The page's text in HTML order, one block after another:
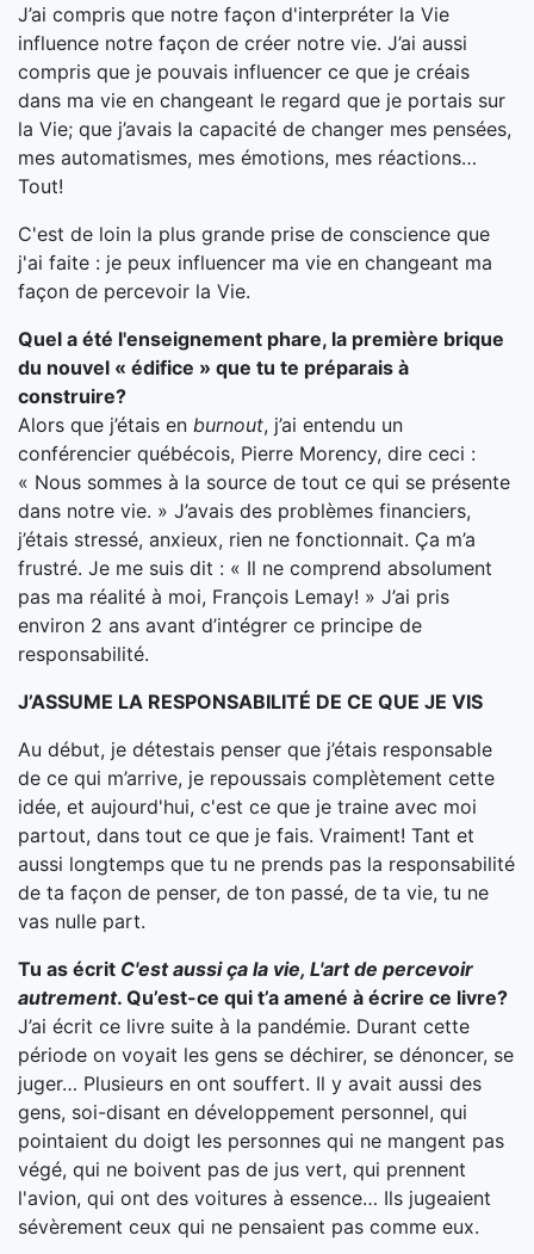
J’ai compris que notre façon d'interpréter la Vie
influence notre façon de créer notre vie. J’ai aussi
compris que je pouvais influencer ce que je créais
dans ma vie en changeant le regard que je portais sur
la Vie; que j’avais la capacité de changer mes pensées,
mes automatismes, mes émotions, mes réactions…
Tout!
C'est de loin la plus grande prise de conscience que
j'ai faite : je peux influencer ma vie en changeant ma
façon de percevoir la Vie.
Quel a été l'enseignement phare, la première brique
du nouvel « édifice » que tu te préparais à
construire?
Alors que j’étais en burnout, j’ai entendu un
conférencier québécois, Pierre Morency, dire ceci :
« Nous sommes à la source de tout ce qui se présente
dans notre vie. » J’avais des problèmes financiers,
j’étais stressé, anxieux, rien ne fonctionnait. Ça m’a
frustré. Je me suis dit : « Il ne comprend absolument
pas ma réalité à moi, François Lemay! » J’ai pris
environ 2 ans avant d’intégrer ce principe de
responsabilité.
J’ASSUME LA RESPONSABILITÉ DE CE QUE JE VIS
Au début, je détestais penser que j’étais responsable
de ce qui m’arrive, je repoussais complètement cette
idée, et aujourd'hui, c'est ce que je traine avec moi
partout, dans tout ce que je fais. Vraiment! Tant et
aussi longtemps que tu ne prends pas la responsabilité
de ta façon de penser, de ton passé, de ta vie, tu ne
vas nulle part.
Tu as écrit C'est aussi ça la vie, L'art de percevoir
autrement. Qu’est-ce qui t’a amené à écrire ce livre?
J’ai écrit ce livre suite à la pandémie. Durant cette
période on voyait les gens se déchirer, se dénoncer, se
juger… Plusieurs en ont souffert. Il y avait aussi des
gens, soi-disant en développement personnel, qui
pointaient du doigt les personnes qui ne mangent pas
végé, qui ne boivent pas de jus vert, qui prennent
l'avion, qui ont des voitures à essence… Ils jugeaient
sévèrement ceux qui ne pensaient pas comme eux.